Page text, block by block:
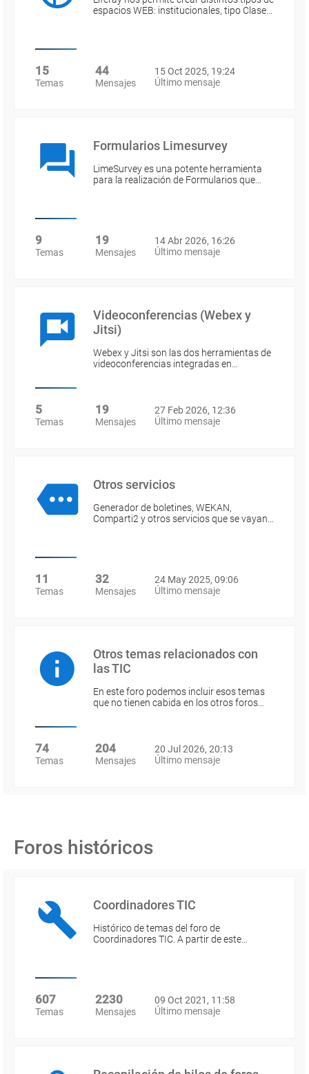
espacios WEB: institucionales, tipo Clase…
15
Temas
44
Mensajes
15 Oct 2025, 19:24
Último mensaje
Formularios Limesurvey
LimeSurvey es una potente herramienta
para la realización de Formularios que…
9
Temas
19
Mensajes
14 Abr 2026, 16:26
Último mensaje
Videoconferencias (Webex y
Jitsi)
Webex y Jitsi son las dos herramientas de
videoconferencias integradas en…
5
Temas
19
Mensajes
27 Feb 2026, 12:36
Último mensaje
Otros servicios
Generador de boletines, WEKAN,
Comparti2 y otros servicios que se vayan…
11
Temas
32
Mensajes
24 May 2025, 09:06
Último mensaje
Otros temas relacionados con
las TIC
En este foro podemos incluir esos temas
que no tienen cabida en los otros foros…
74
Temas
204
Mensajes
20 Jul 2026, 20:13
Último mensaje
Foros históricos
Coordinadores TIC
Histórico de temas del foro de
Coordinadores TIC. A partir de este…
607
Temas
2230
Mensajes
09 Oct 2021, 11:58
Último mensaje